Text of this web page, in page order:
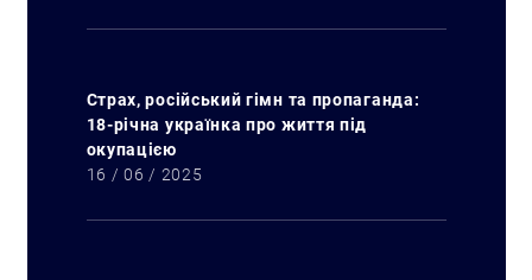
Страх, російський гімн та пропаганда:
18-річна українка про життя під
окупацією
16 / 06 / 2025